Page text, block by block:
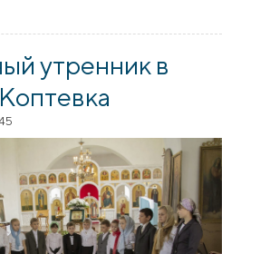
Введения в храм Пресвятой
города Волковыска
утренник в